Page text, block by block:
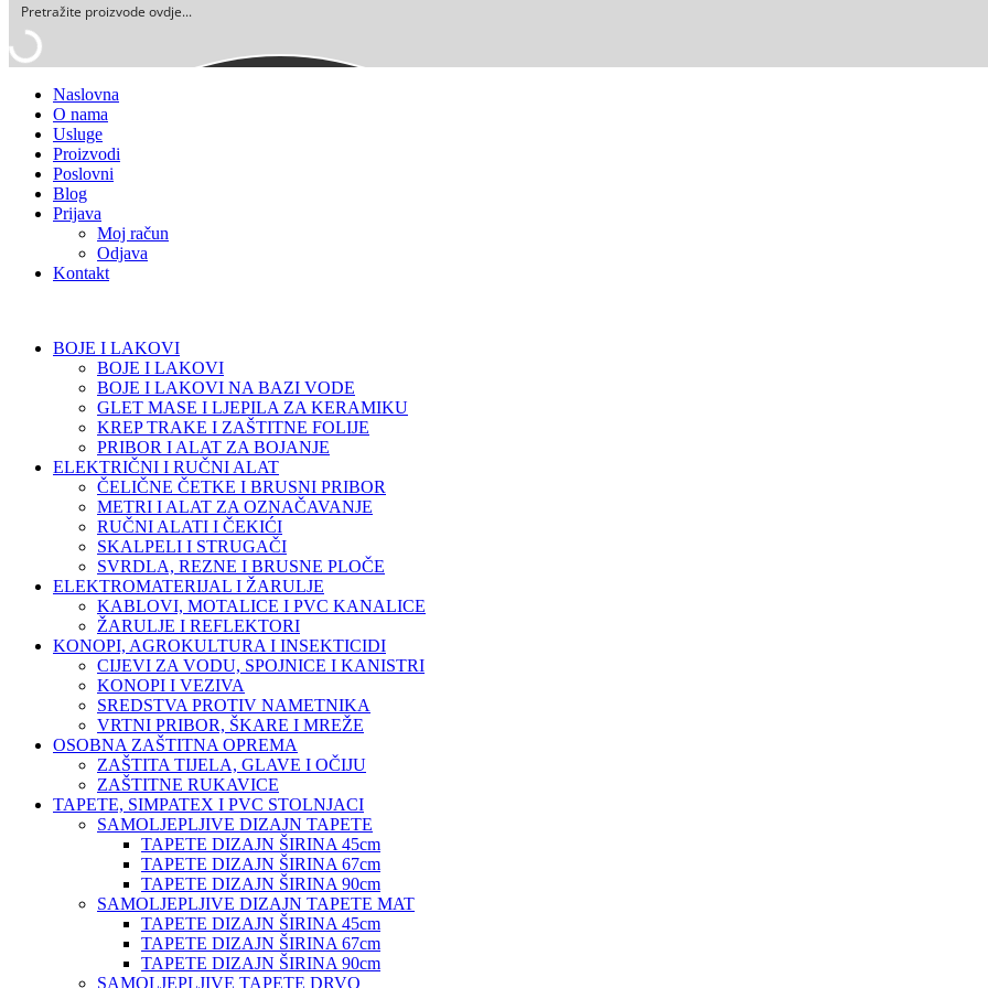
Naslovna
O nama
Usluge
Proizvodi
Poslovni
Blog
Prijava
Moj račun
Odjava
Kontakt
BOJE I LAKOVI
BOJE I LAKOVI
BOJE I LAKOVI NA BAZI VODE
GLET MASE I LJEPILA ZA KERAMIKU
KREP TRAKE I ZAŠTITNE FOLIJE
PRIBOR I ALAT ZA BOJANJE
ELEKTRIČNI I RUČNI ALAT
ČELIČNE ČETKE I BRUSNI PRIBOR
METRI I ALAT ZA OZNAČAVANJE
RUČNI ALATI I ČEKIĆI
SKALPELI I STRUGAČI
SVRDLA, REZNE I BRUSNE PLOČE
ELEKTROMATERIJAL I ŽARULJE
KABLOVI, MOTALICE I PVC KANALICE
ŽARULJE I REFLEKTORI
KONOPI, AGROKULTURA I INSEKTICIDI
CIJEVI ZA VODU, SPOJNICE I KANISTRI
KONOPI I VEZIVA
SREDSTVA PROTIV NAMETNIKA
VRTNI PRIBOR, ŠKARE I MREŽE
OSOBNA ZAŠTITNA OPREMA
ZAŠTITA TIJELA, GLAVE I OČIJU
ZAŠTITNE RUKAVICE
TAPETE, SIMPATEX I PVC STOLNJACI
SAMOLJEPLJIVE DIZAJN TAPETE
TAPETE DIZAJN ŠIRINA 45cm
TAPETE DIZAJN ŠIRINA 67cm
TAPETE DIZAJN ŠIRINA 90cm
SAMOLJEPLJIVE DIZAJN TAPETE MAT
TAPETE DIZAJN ŠIRINA 45cm
TAPETE DIZAJN ŠIRINA 67cm
TAPETE DIZAJN ŠIRINA 90cm
SAMOLJEPLJIVE TAPETE DRVO